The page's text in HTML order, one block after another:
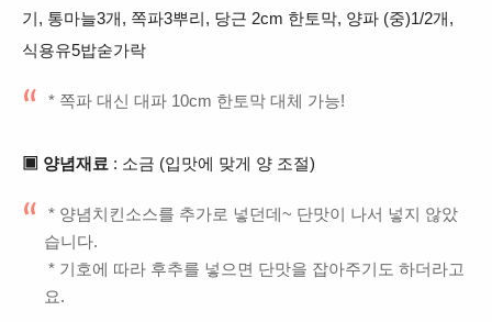
기, 통마늘3개, 쪽파3뿌리, 당근 2cm 한토막, 양파 (중)1/2개,
식용유5밥숟가락
* 쪽파 대신 대파 10cm 한토막 대체 가능!
▣ 양념재료 : 소금 (입맛에 맞게 양 조절)
* 양념치킨소스를 추가로 넣던데~ 단맛이 나서 넣지 않았
습니다.
* 기호에 따라 후추를 넣으면 단맛을 잡아주기도 하더라고
요.